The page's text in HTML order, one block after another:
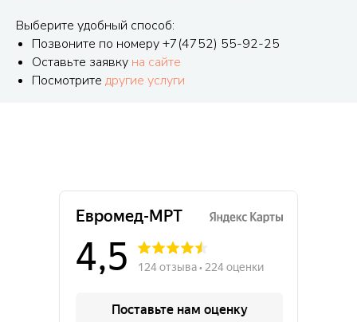
Выберите удобный способ:
Позвоните по номеру +7(4752) 55-92-25
Оставьте заявку на сайте
Посмотрите другие услуги